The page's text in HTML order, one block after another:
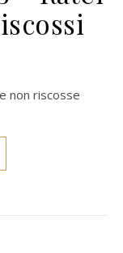
non riscosse